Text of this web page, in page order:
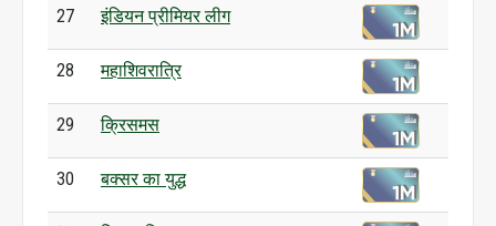
27 इंडियन प्रीमियर लीग
28 महाशिवरात्रि
29 क्रिसमस
30 बक्सर का युद्ध